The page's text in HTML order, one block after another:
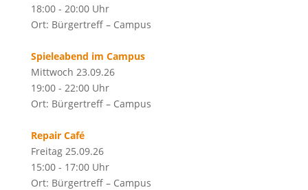
18:00 - 20:00 Uhr
Ort: Bürgertreff – Campus
Spieleabend im Campus
Mittwoch 23.09.26
19:00 - 22:00 Uhr
Ort: Bürgertreff – Campus
Repair Café
Freitag 25.09.26
15:00 - 17:00 Uhr
Ort: Bürgertreff – Campus